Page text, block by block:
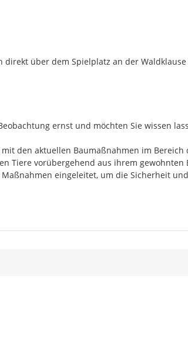
über dem Spielplatz an der
ernst und möchten Sie wissen
den aktuellen Baumaßnahmen im Bereich
Tiere vorübergehend aus ihrem gewohnten
eingeleitet, um die Sicherheit